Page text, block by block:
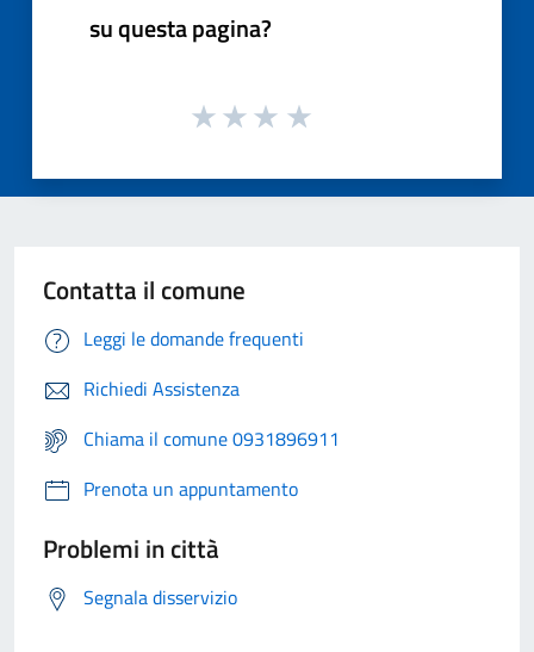
su questa pagina?
Contatta il comune
Leggi le domande frequenti
Richiedi Assistenza
Chiama il comune 0931896911
Prenota un appuntamento
Problemi in città
Segnala disservizio